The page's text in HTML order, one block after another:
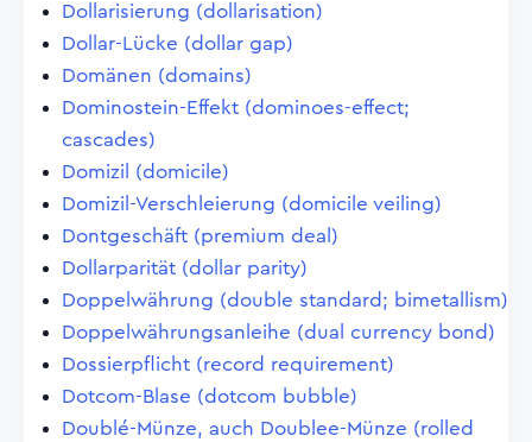
Dollarisierung (dollarisation)
Dollar-Lücke (dollar gap)
Domänen (domains)
Dominostein-Effekt (dominoes-effect;
cascades)
Domizil (domicile)
Domizil-Verschleierung (domicile veiling)
Dontgeschäft (premium deal)
Dollarparität (dollar parity)
Doppelwährung (double standard; bimetallism)
Doppelwährungsanleihe (dual currency bond)
Dossierpflicht (record requirement)
Dotcom-Blase (dotcom bubble)
Doublé-Münze, auch Doublee-Münze (rolled